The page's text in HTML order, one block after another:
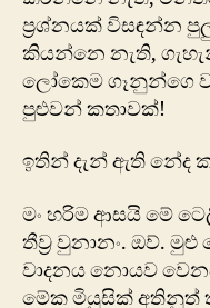
ප්‍රශ්නයක් විසඳන්න
කියන්නෙ නැති,
ලෝකෙම ගෑනුන්ගෙ
පුළුවන් කතාවක්!
ඉතින් දැන් ඇති නේද
මං හරිම ආසයි මේ
තීව්‍ර වුනානං. ඔව්.
වාදනය නොයව
මේක මියුසික් අතිනුත්